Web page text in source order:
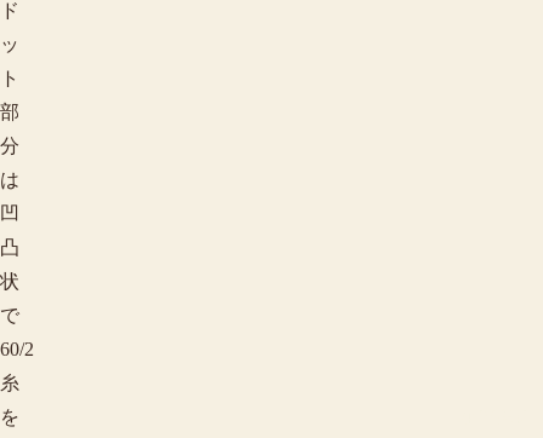
ド
ッ
ト
部
分
は
凹
凸
状
で
60/2
糸
を